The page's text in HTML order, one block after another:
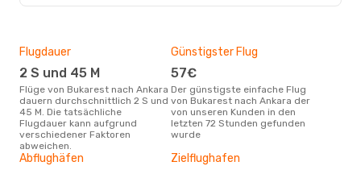
Flugdauer
2 S und 45 M
Flüge von Bukarest nach Ankara
dauern durchschnittlich 2 S und
45 M. Die tatsächliche
Flugdauer kann aufgrund
verschiedener Faktoren
abweichen.
Günstigster Flug
57€
Der günstigste einfache Flug
von Bukarest nach Ankara der
von unseren Kunden in den
letzten 72 Stunden gefunden
wurde
Abflughäfen Zielflughafen